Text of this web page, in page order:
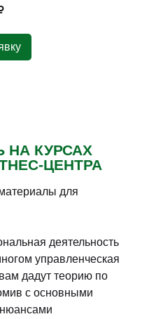
НА КУРСАХ
ЦЕНТРА
для
деятельность
управленческая
дадут теорию по
с основными